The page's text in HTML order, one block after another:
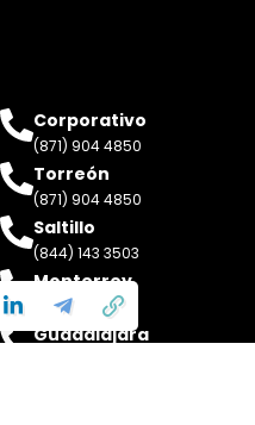
Corporativo
(871) 904 4850
Torreón
(871) 904 4850
Saltillo
(844) 143 3503
Monterrey
(81) 2188 0412
Guadalajara